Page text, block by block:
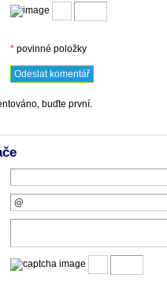
* povinné položky
buďte první.